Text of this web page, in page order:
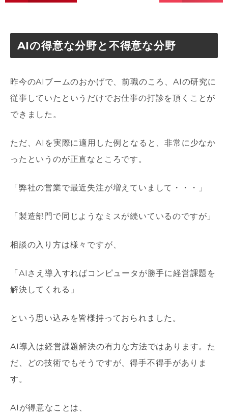
AIの得意な分野と不得意な分野
昨今のAI ブームのおかげで、前職のころ、AIの研究に
従事していたというだけでお仕事の打診を頂くことが
できました。
ただ、AI を実際に適用した例となると、非常に少なか
ったというのが正直なところです。
「弊社の営業で最近失注が増えていまして・・・」
「製造部門で同じようなミスが続いているのですが」
相談の入り方は様々ですが、
「AI さえ導入すればコンピュータが勝手に経営課題を
解決してくれる」
という思い込みを皆様持っておられました。
AI導入は経営課題解決の有力な方法ではあります。た
だ、どの技術でもそうですが、得手不得手がありま
す。
AI が得意なことは、